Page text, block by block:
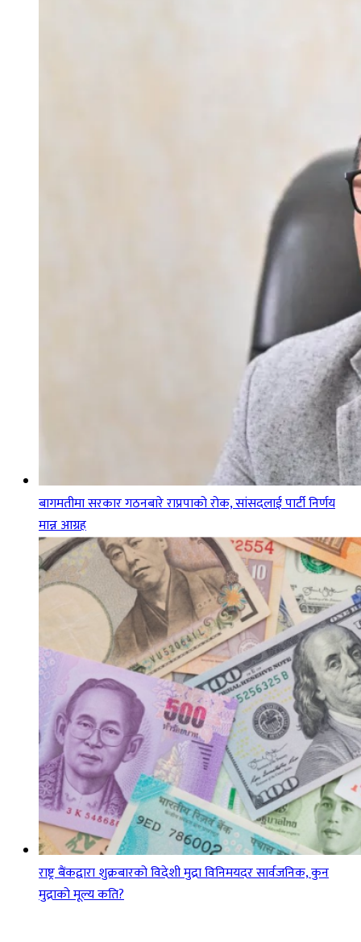
बागमतीमा सरकार गठनबारे राप्रपाको रोक, सांसदलाई पार्टी निर्णय
मान्न आग्रह
राष्ट्र बैंकद्वारा शुक्रबारको विदेशी मुद्रा विनिमयदर सार्वजनिक, कुन
मुद्राको मूल्य कति?